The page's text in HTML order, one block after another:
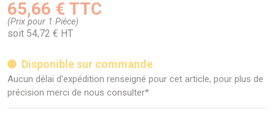
65,66 € TTC
(Prix pour 1 Pièce)
soit 54,72 € HT
Disponible sur commande
Aucun délai d'expédition renseigné pour cet article, pour plus de
précision merci de nous consulter*